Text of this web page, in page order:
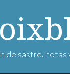
de sastre,